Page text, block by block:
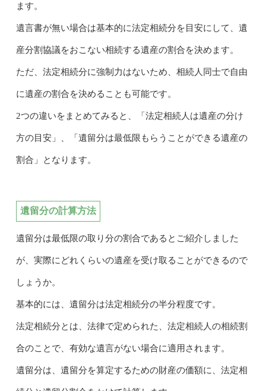
ます。
遺言書が無い場合は基本的に法定相続分を目安にして、遺
産分割協議をおこない相続する遺産の割合を決めます。
ただ、法定相続分に強制力はないため、相続人同士で自由
に遺産の割合を決めることも可能です。
2つの違いをまとめてみると、「法定相続人は遺産の分け
方の目安」、「遺留分は最低限もらうことができる遺産の
割合」となります。
遺留分の計算方法
遺留分は最低限の取り分の割合であるとご紹介しました
が、実際にどれくらいの遺産を受け取ることができるので
しょうか。
基本的には、遺留分は法定相続分の半分程度です。
法定相続分とは、法律で定められた、法定相続人の相続割
合のことで、有効な遺言がない場合に適用されます。
遺留分は、遺留分を算定するための財産の価額に、法定相